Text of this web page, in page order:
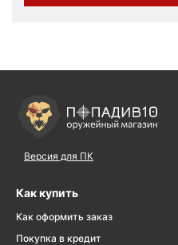
Версия для ПК
Как купить
Как оформить заказ
Покупка в кредит